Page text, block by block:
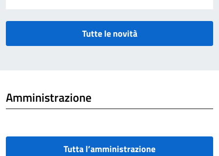
Tutte le novità
Amministrazione
Tutta l’amministrazione